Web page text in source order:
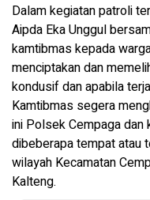
Dalam kegiatan patroli
Aipda Eka Unggul
kamtibmas kepada
menciptakan dan
kondusif dan apabila
Kamtibmas segera
ini Polsek Cempaga
dibeberapa tempat atau
wilayah Kecamatan
Kalteng.